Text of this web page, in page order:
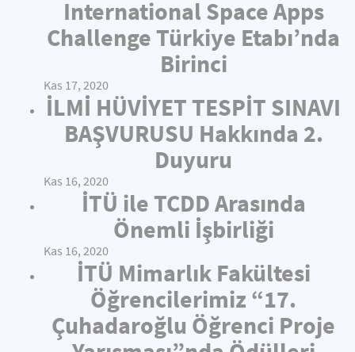
International Space Apps
Challenge Türkiye Etabı’nda
Birinci
Kas 17, 2020
İLMİ HÜVİYET TESPİT SINAVI
BAŞVURUSU Hakkında 2.
Duyuru
Kas 16, 2020
İTÜ ile TCDD Arasında
Önemli İşbirliği
Kas 16, 2020
İTÜ Mimarlık Fakültesi
Öğrencilerimiz “17.
Çuhadaroğlu Öğrenci Proje